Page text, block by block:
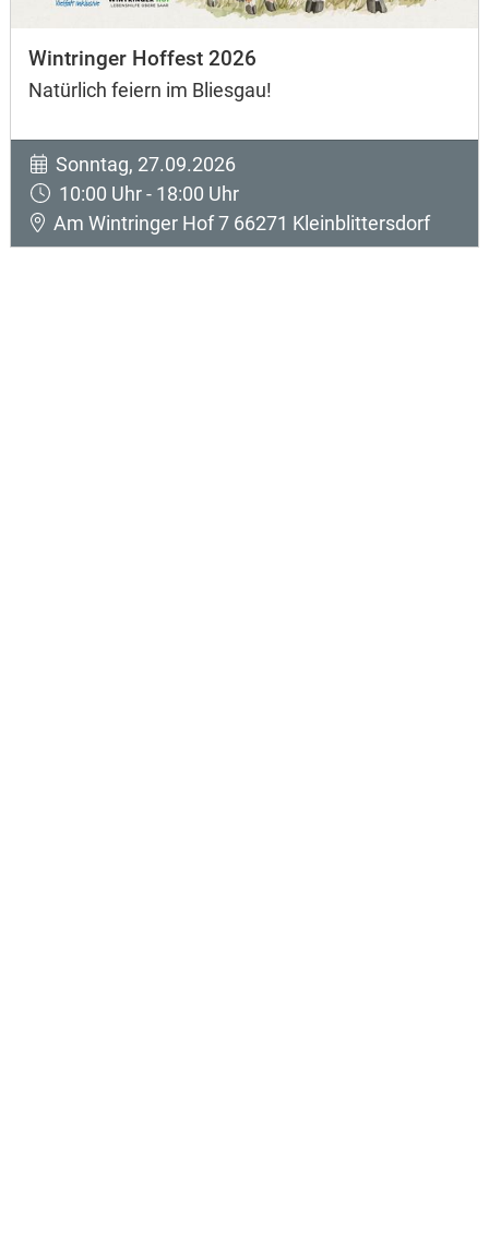
Wintringer Hoffest 2026
Natürlich feiern im Bliesgau!
Sonntag, 27.09.2026
10:00 Uhr - 18:00 Uhr
Am Wintringer Hof 7 66271 Kleinblittersdorf